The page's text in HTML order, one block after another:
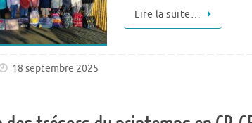
Lire la suite…
18 septembre 2025